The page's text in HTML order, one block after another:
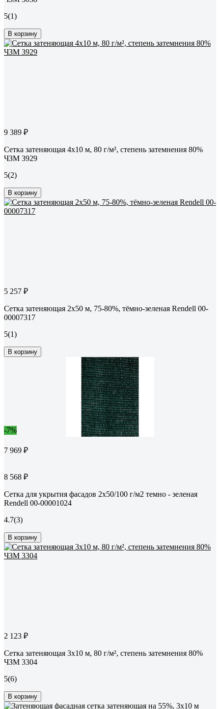
5(1)
В корзину
9 389 ₽
Сетка затеняющая 4x10 м, 80 г/м², степень затемнения 80%
ЧЗМ 3929
5(2)
В корзину
5 257 ₽
Сетка затеняющая 2x50 м, 75-80%, тёмно-зеленая Rendell 00-
00007317
5(1)
В корзину
-7%
7 969 ₽
8 568 ₽
Сетка для укрытия фасадов 2х50/100 г/м2 темно - зеленая
Rendell 00-00001024
4.7(3)
В корзину
2 123 ₽
Сетка затеняющая 3x10 м, 80 г/м², степень затемнения 80%
ЧЗМ 3304
5(6)
В корзину